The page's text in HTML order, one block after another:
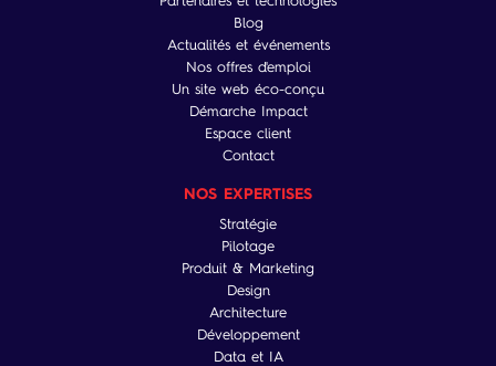
Blog
Actualités et événements
Nos offres d'emploi
Un site web éco-conçu
Démarche Impact
Espace client
Contact
NOS EXPERTISES
Stratégie
Pilotage
Produit & Marketing
Design
Architecture
Développement
Data et IA